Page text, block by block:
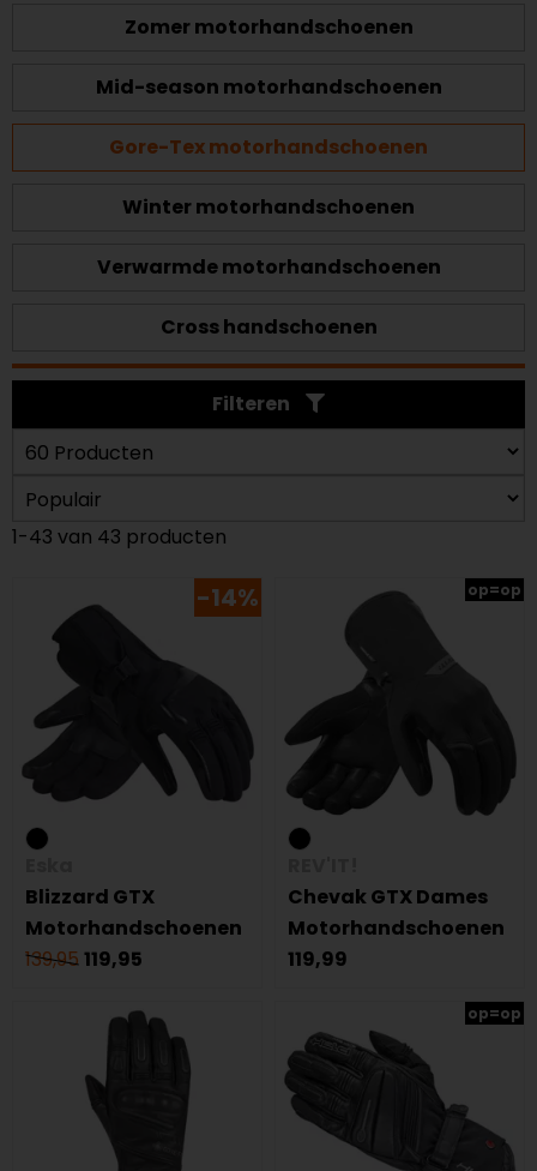
Zomer motorhandschoenen
Mid-season motorhandschoenen
Gore-Tex motorhandschoenen
Winter motorhandschoenen
Verwarmde motorhandschoenen
Cross handschoenen
Filteren
1-43 van 43 producten
-14%
Blizzard GTX
Motorhandschoenen
139,95 119,95
op=op
Chevak GTX Dames
Motorhandschoenen
119,99
op=op